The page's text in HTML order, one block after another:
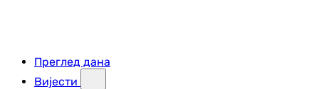
Преглед дана
Вијести